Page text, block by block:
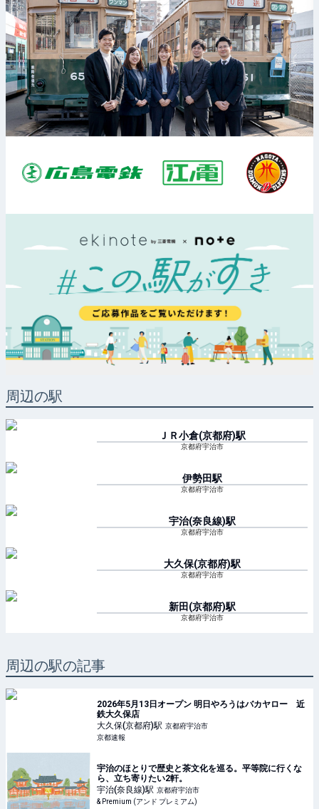
周辺の駅
ＪＲ小倉(京都府)駅
京都府宇治市
伊勢田駅
京都府宇治市
宇治(奈良線)駅
京都府宇治市
大久保(京都府)駅
京都府宇治市
新田(京都府)駅
京都府宇治市
周辺の駅の記事
2026年5月13日オープン 明日やろうはバカヤロー 近
鉄大久保店
大久保(京都府)駅 京都府宇治市
京都速報
宇治のほとりで歴史と茶文化を巡る。平等院に行くな
ら、立ち寄りたい2軒。
宇治(奈良線)駅 京都府宇治市
& Premium (アンド プレミアム)